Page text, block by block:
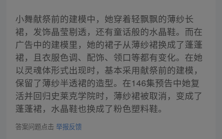
小舞献祭前的建模中，她穿着轻飘飘的薄纱长
裙，发饰晶莹剔透，还有童话般的水晶鞋。而在
广告中的建模里，她的裙子从薄纱裙换成了蓬蓬
裙，且衣服色调、配饰、领口等都有变化。在她
以灵魂体形式出现时，基本采用献祭前的建模，
保留了薄纱半透裙的造型。在146集预告中她复
活并回归史莱克学院时，薄纱裙被取消，变成了
蓬蓬裙，水晶鞋也换成了粉色塑料鞋。
答案问题点击 举报反馈